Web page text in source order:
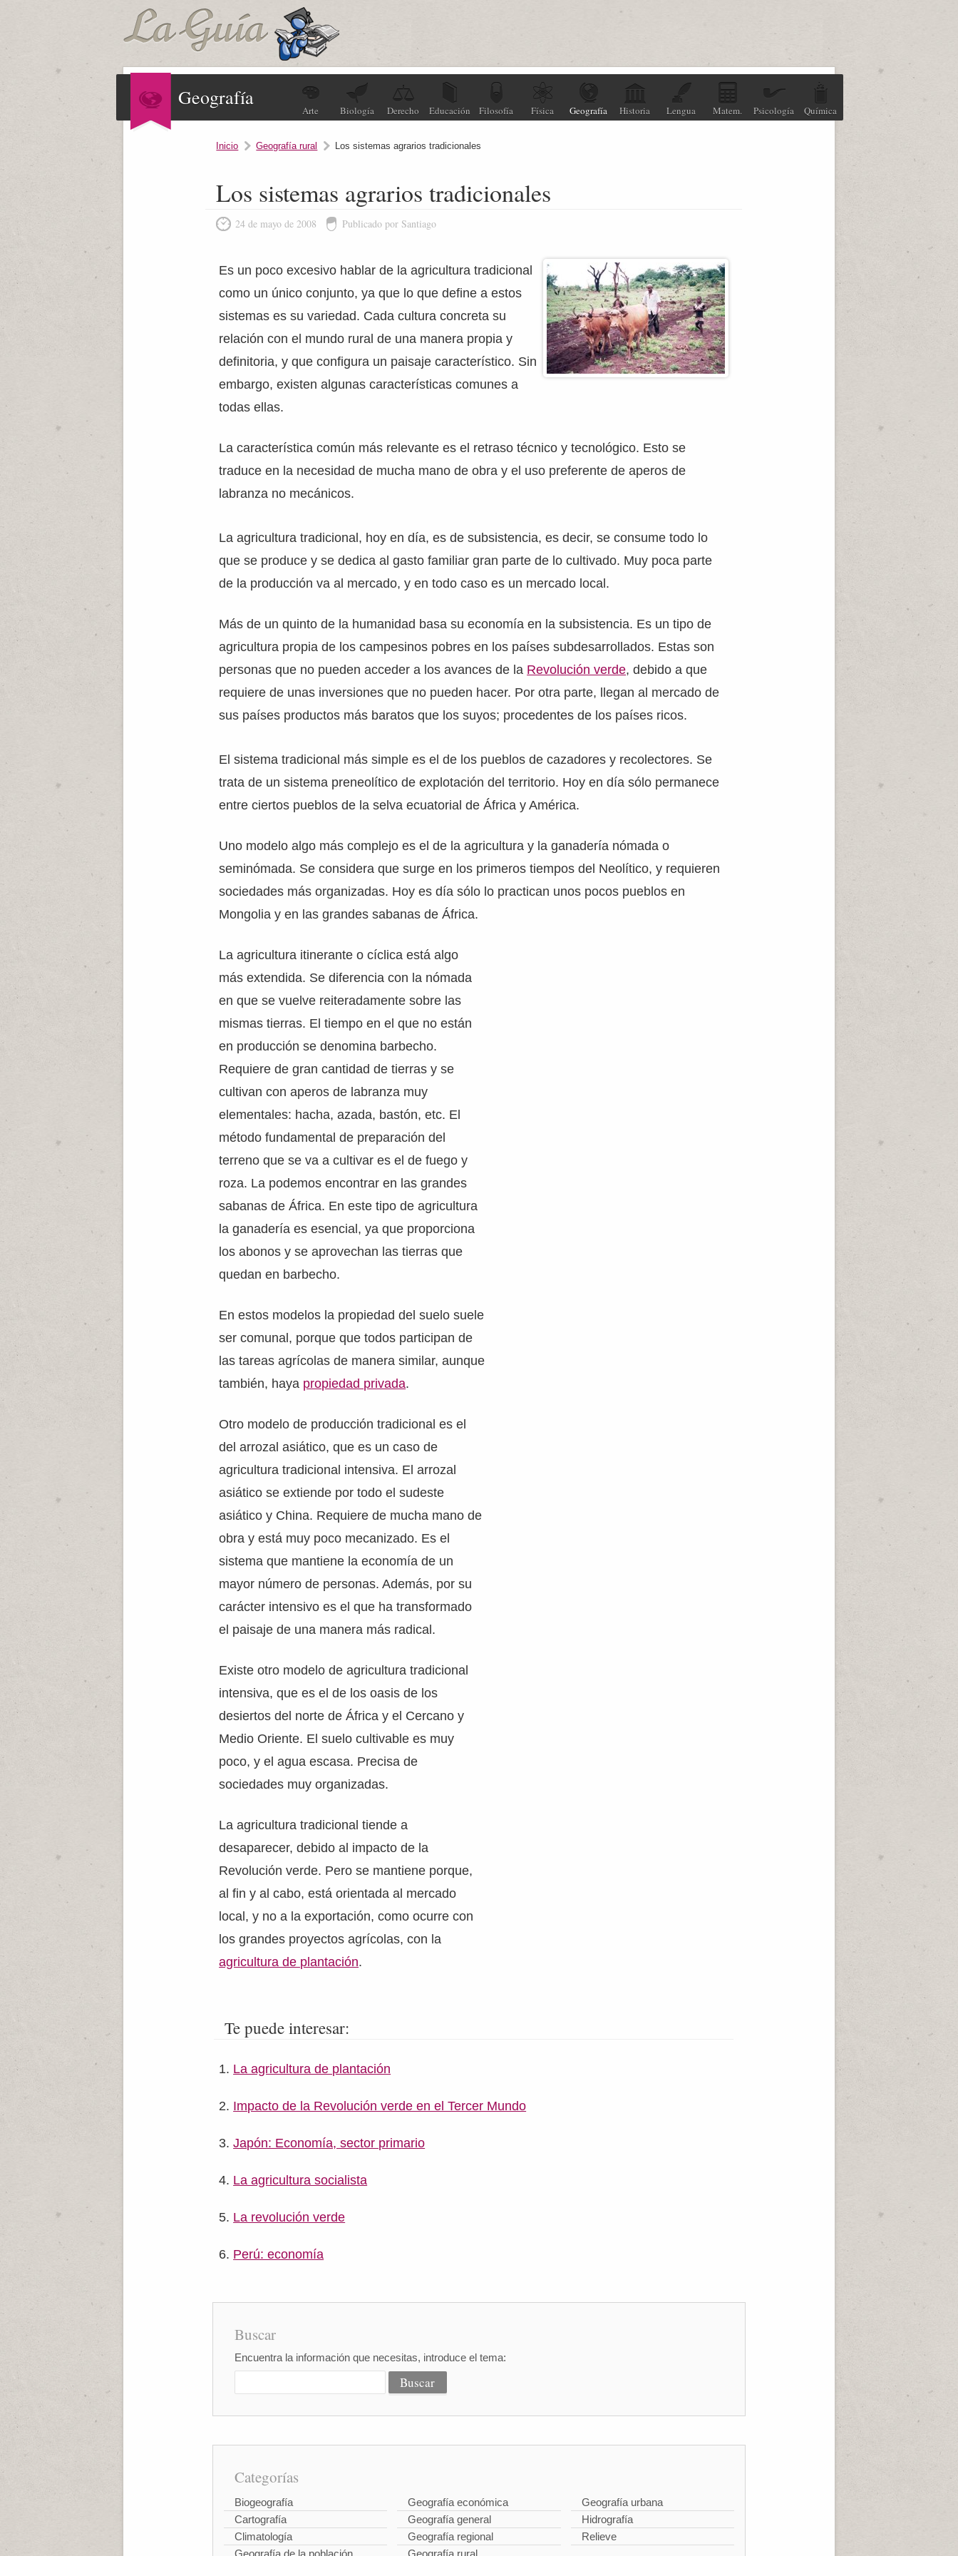
Geografía
Arte Biología Derecho Educación Filosofía Física Geografía Historia Lengua Matem. Psicología Química
Inicio Geografía rural Los sistemas agrarios tradicionales
Los sistemas agrarios tradicionales
24 de mayo de 2008 Publicado por Santiago
Es un poco excesivo hablar de la agricultura tradicional
como un único conjunto, ya que lo que define a estos
sistemas es su variedad. Cada cultura concreta su
relación con el mundo rural de una manera propia y
definitoria, y que configura un paisaje característico. Sin
embargo, existen algunas características comunes a
todas ellas.
La característica común más relevante es el retraso técnico y tecnológico. Esto se
traduce en la necesidad de mucha mano de obra y el uso preferente de aperos de
labranza no mecánicos.
La agricultura tradicional, hoy en día, es de subsistencia, es decir, se consume todo lo
que se produce y se dedica al gasto familiar gran parte de lo cultivado. Muy poca parte
de la producción va al mercado, y en todo caso es un mercado local.
Más de un quinto de la humanidad basa su economía en la subsistencia. Es un tipo de
agricultura propia de los campesinos pobres en los países subdesarrollados. Estas son
personas que no pueden acceder a los avances de la Revolución verde, debido a que
requiere de unas inversiones que no pueden hacer. Por otra parte, llegan al mercado de
sus países productos más baratos que los suyos; procedentes de los países ricos.
El sistema tradicional más simple es el de los pueblos de cazadores y recolectores. Se
trata de un sistema preneolítico de explotación del territorio. Hoy en día sólo permanece
entre ciertos pueblos de la selva ecuatorial de África y América.
Uno modelo algo más complejo es el de la agricultura y la ganadería nómada o
seminómada. Se considera que surge en los primeros tiempos del Neolítico, y requieren
sociedades más organizadas. Hoy es día sólo lo practican unos pocos pueblos en
Mongolia y en las grandes sabanas de África.
La agricultura itinerante o cíclica está algo
más extendida. Se diferencia con la nómada
en que se vuelve reiteradamente sobre las
mismas tierras. El tiempo en el que no están
en producción se denomina barbecho.
Requiere de gran cantidad de tierras y se
cultivan con aperos de labranza muy
elementales: hacha, azada, bastón, etc. El
método fundamental de preparación del
terreno que se va a cultivar es el de fuego y
roza. La podemos encontrar en las grandes
sabanas de África. En este tipo de agricultura
la ganadería es esencial, ya que proporciona
los abonos y se aprovechan las tierras que
quedan en barbecho.
En estos modelos la propiedad del suelo suele
ser comunal, porque que todos participan de
las tareas agrícolas de manera similar, aunque
también, haya propiedad privada.
Otro modelo de producción tradicional es el
del arrozal asiático, que es un caso de
agricultura tradicional intensiva. El arrozal
asiático se extiende por todo el sudeste
asiático y China. Requiere de mucha mano de
obra y está muy poco mecanizado. Es el
sistema que mantiene la economía de un
mayor número de personas. Además, por su
carácter intensivo es el que ha transformado
el paisaje de una manera más radical.
Existe otro modelo de agricultura tradicional
intensiva, que es el de los oasis de los
desiertos del norte de África y el Cercano y
Medio Oriente. El suelo cultivable es muy
poco, y el agua escasa. Precisa de
sociedades muy organizadas.
La agricultura tradicional tiende a
desaparecer, debido al impacto de la
Revolución verde. Pero se mantiene porque,
al fin y al cabo, está orientada al mercado
local, y no a la exportación, como ocurre con
los grandes proyectos agrícolas, con la
agricultura de plantación.
Te puede interesar:
La agricultura de plantación
Impacto de la Revolución verde en el Tercer Mundo
Japón: Economía, sector primario
La agricultura socialista
La revolución verde
Perú: economía
Buscar
Encuentra la información que necesitas, introduce el tema:
Categorías
Biogeografía
Cartografía
Climatología
Geografía de la población
Geografía económica
Geografía general
Geografía regional
Geografía rural
Geografía urbana
Hidrografía
Relieve